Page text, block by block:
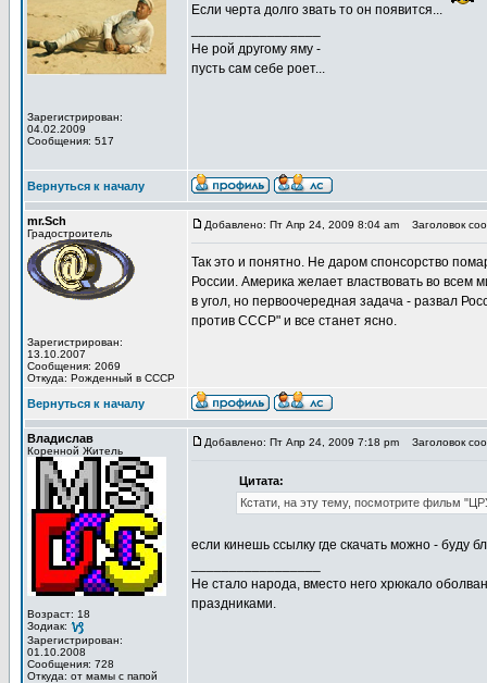
Зарегистрирован:
04.02.2009
Сообщения: 517
Если черта долго звать то он появится...
Не рой другому яму -
пусть сам себе роет...
Вернуться к началу
mr.Sch
Градостроитель
Зарегистрирован:
13.10.2007
Сообщения: 2069
Откуда: Рожденный в СССР
Добавлено: Пт Апр 24, 2009 8:04 am Заголовок
Так это и понятно. Не даром спонсорство
России. Америка желает властвовать во
в угол, но первоочередная задача - развал
против СССР" и все станет ясно.
Вернуться к началу
Владислав
Коренной Житель
Возраст: 18
Зодиак:
Зарегистрирован:
01.10.2008
Сообщения: 728
Откуда: от мамы с папой
Добавлено: Пт Апр 24, 2009 7:18 pm Заголовок
Цитата:
Кстати, на эту тему, посмотрите фильм
если кинешь ссылку где скачать можно - буду
Не стало народа, вместо него хрюкало
праздниками.